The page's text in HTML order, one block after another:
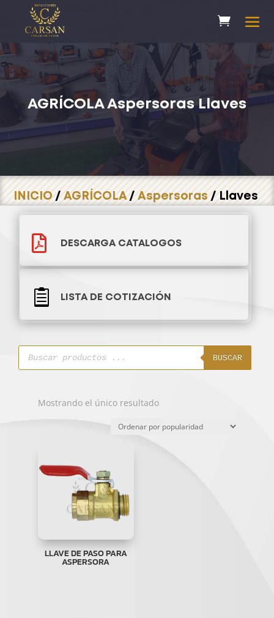
AGRÍCOLA AspersorasLlaves
INICIO/AGRÍCOLA/Aspersoras/ Llaves
 DESCARGA CATALOGOS
 LISTA DE COTIZACIÓN
Búsqueda
productos
BUSCAR
Mostrando el único resultado
LLAVE DE PASO PARA
ASPERSORA